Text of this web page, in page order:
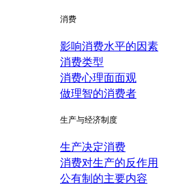
消费
影响消费水平的因素
消费类型
消费心理面面观
做理智的消费者
生产与经济制度
生产决定消费
消费对生产的反作用
公有制的主要内容